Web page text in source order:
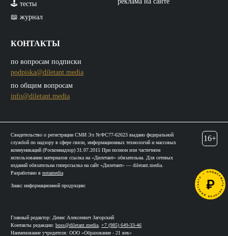
🕹️ тесты
📖 журнал
КОНТАКТЫ
по вопросам подписки
podpiska@diletant.media
по общим вопросам
info@diletant.media
Свидетельство о регистрации СМИ Эл №ФС77-62623 выдано федеральной
службой по надзору в сфере связи, информационных технологий и массовых
коммуникаций (Роскомнадзор) 31.07.2015 При полном или частичном
использовании материалов ссылка на «Дилетант» обязательна. Для сетевых
изданий обязательна гиперссылка на сайт «Дилетант» — diletant.media.
Разработано в notamedia
Знакс информационной продукции:
Главный редактор: Денис Алексеевич Загорский
Контакты редакции: boss@diletant.media +7 (985) 649-33-46
Наименование учредителя: ООО «Образование - 21 век»
16+